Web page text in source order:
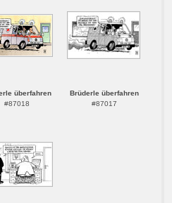
überfahren
#87018
Brüderle überfahren
#87017